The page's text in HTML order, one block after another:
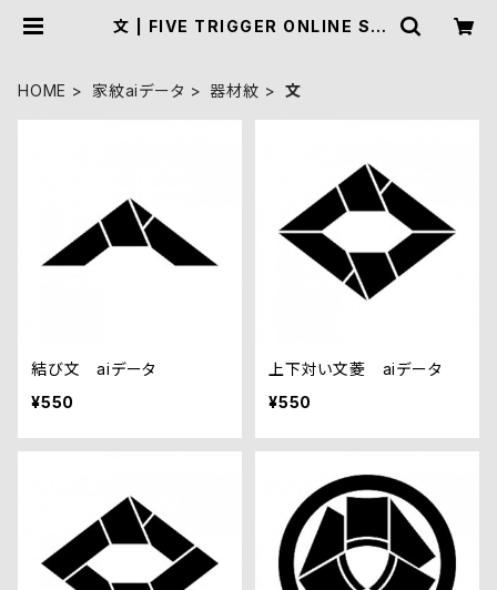
文 | FIVE TRIGGER ONLINE SH
HOME 家紋aiデータ 器材紋 文
結び文 aiデータ
¥550
上下対い文菱 aiデータ
¥550